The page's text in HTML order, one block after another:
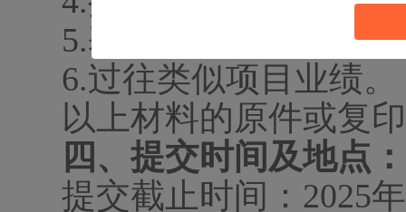
5.基于项目方案的报
6.过往类似项目业绩。
以上材料的原件或复
四、提交时间及地点：
提交截止 时间： 2025年